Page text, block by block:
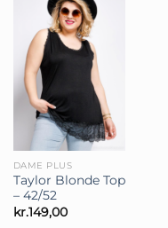
DAME PLUS
Taylor Blonde Top
– 42/52
kr.149,00